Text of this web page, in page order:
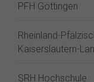
PFH Göttingen
Rheinland-
Kaiserslautern-
SRH Hochschule